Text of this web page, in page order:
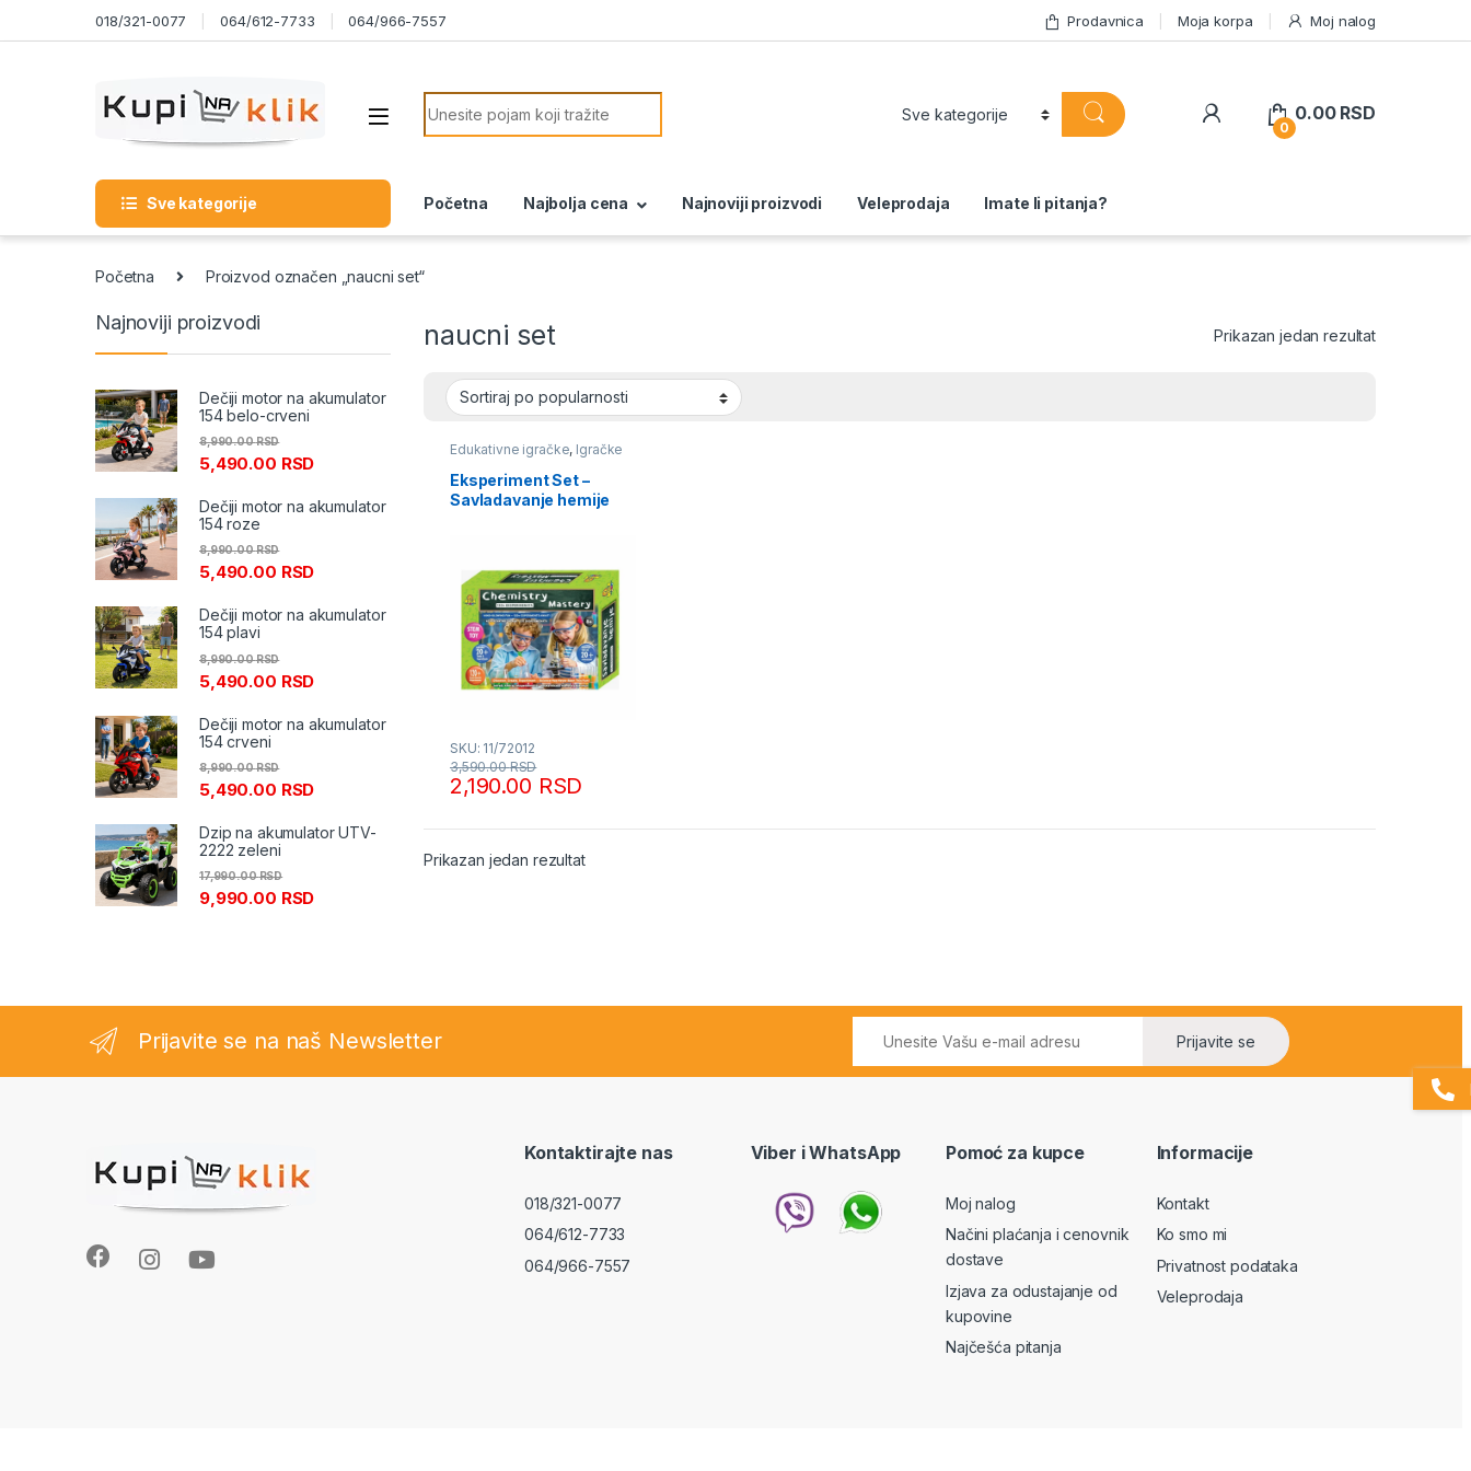
Skip to navigation018/321-0077 064/612-7733 064/966-7557 Prodavnica Moja korpa Moj nalog
Search for:
0
0.00 RSD
Sve kategorije Početna Najbolja cena Najnoviji proizvodi Veleprodaja Imate li pitanja?
Početna Proizvod označen „naucni set“
naucni set Prikazan jedan rezultat
Edukativne igračke, Igračke
Eksperiment Set –
Savladavanje hemije
SKU: 11/72012
2,190.00 RSD
3,590.00RSD
Prikazan jedan rezultat
Najnoviji proizvodi
Dečiji motor na akumulator
154 belo-crveni
5,490.00 RSD
8,990.00RSD
Dečiji motor na akumulator
154 roze
5,490.00 RSD
8,990.00RSD
Dečiji motor na akumulator
154 plavi
5,490.00 RSD
8,990.00RSD
Dečiji motor na akumulator
154 crveni
5,490.00 RSD
8,990.00RSD
Dzip na akumulator UTV-
2222 zeleni
9,990.00 RSD
17,990.00RSD
Prijavite se na naš Newsletter Prijavite se
Kontaktirajte nas
018/321-0077
064/612-7733
064/966-7557
Viber i WhatsApp Pomoć za kupce
Moj nalog
Načini plaćanja i cenovnik
dostave
Izjava za odustajanje od
kupovine
Najčešća pitanja
Informacije
Kontakt
Ko smo mi
Privatnost podataka
Veleprodaja